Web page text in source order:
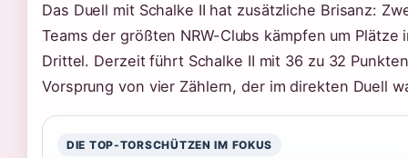
Das Duell mit Schalke II hat zusätzliche Brisanz:
Teams der größten NRW-Clubs kämpfen um Plätze
Drittel. Derzeit führt Schalke II mit 36 zu 32
Vorsprung von vier Zählern, der im direkten Duell
DIE TOP-TORSCHÜTZEN IM FOKUS